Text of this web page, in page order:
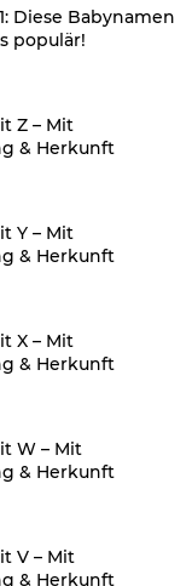
Diese Babynamen
populär!
Z – Mit
& Herkunft
Y – Mit
& Herkunft
X – Mit
& Herkunft
W – Mit
& Herkunft
V – Mit
& Herkunft